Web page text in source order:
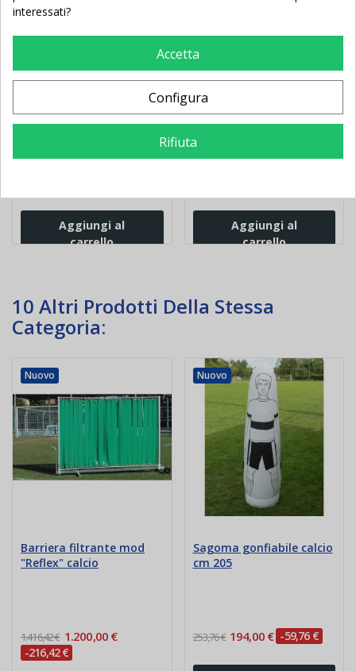
Muro a rimbalzo
Aggiungi al
carrello
Muro a 3 lati
allenamento calcio in
Aggiungi al
carrello
10 Altri Prodotti Della Stessa
Categoria:
Nuovo
Barriera filtrante mod
"Reflex" calcio
1.416,42 € 1.200,00 €
-216,42 €
Nuovo
Sagoma gonfiabile calcio
cm 205
253,76 € 194,00 € -59,76 €
interessati?
Accetta
Configura
Rifiuta